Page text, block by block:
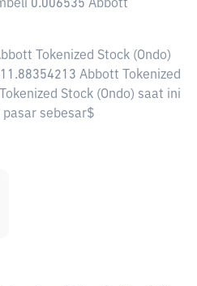
0.006535 Abbott
Tokenized Stock (Ondo)
Abbott Tokenized
Stock (Ondo) saat ini
sebesar$